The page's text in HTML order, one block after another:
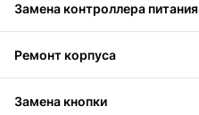
Замена контроллера питания
Ремонт корпуса
Замена кнопки